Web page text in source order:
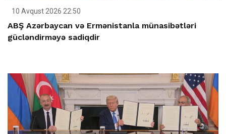
10 Avqust 2026 22:50
ABŞ Azərbaycan və Ermənistanla münasibətləri
gücləndirməyə sadiqdir